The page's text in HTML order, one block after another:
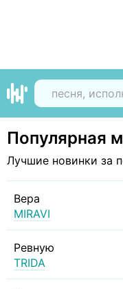
Популярная
Лучшие новинки за
Вера
MIRAVI
Ревную
TRIDA